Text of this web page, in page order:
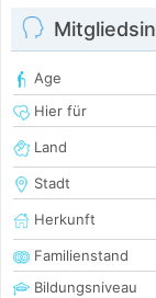
Age
Hier für
Land
Stadt
Herkunft
Familienstand
Bildungsniveau